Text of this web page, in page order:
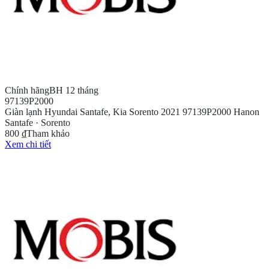
Chính hãngBH 12 tháng
97139P2000
Giàn lạnh Hyundai Santafe, Kia Sorento 2021 97139P2000 Hanon
Santafe · Sorento
800 ₫Tham khảo
Xem chi tiết